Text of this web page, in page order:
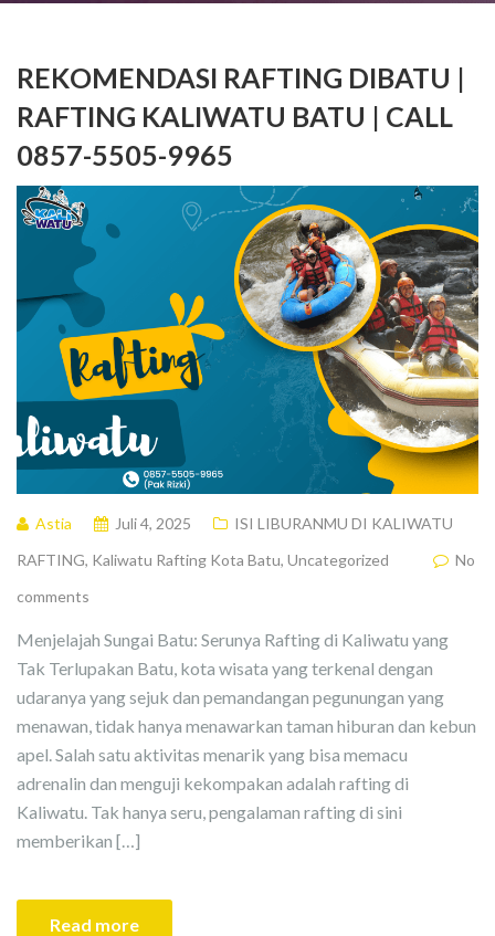
REKOMENDASI RAFTING DIBATU |
RAFTING KALIWATU BATU | CALL
0857-5505-9965
Astia Juli 4, 2025
ISI LIBURANMU DI KALIWATU
RAFTING, Kaliwatu Rafting Kota Batu, Uncategorized
No
comments
Menjelajah Sungai Batu: Serunya Rafting di Kaliwatu yang
Tak Terlupakan Batu, kota wisata yang terkenal dengan
udaranya yang sejuk dan pemandangan pegunungan yang
menawan, tidak hanya menawarkan taman hiburan dan kebun
apel. Salah satu aktivitas menarik yang bisa memacu
adrenalin dan menguji kekompakan adalah rafting di
Kaliwatu. Tak hanya seru, pengalaman rafting di sini
memberikan […]
Read more